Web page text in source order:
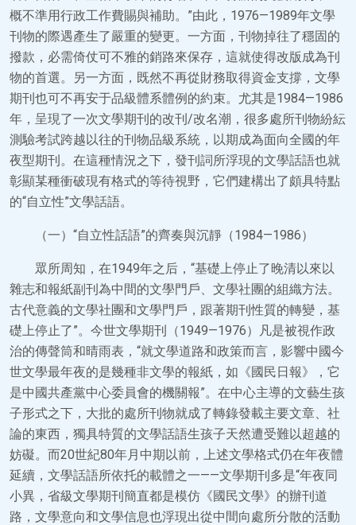
概不準用行政工作費賜與補助。”由此，1976—1989年文學
刊物的際遇產生了嚴重的變更。一方面，刊物掉往了穩固的
撥款，必需倚仗可不雅的銷路來保存，這就使得改版成為刊
物的首選。另一方面，既然不再從財務取得資金支撐，文學
期刊也可不再安于品級體系體例的約束。尤其是1984—1986
年，呈現了一次文學期刊的改刊/改名潮，很多處所刊物紛紜
測驗考試跨越以往的刊物品級系統，以期成為面向全國的年
夜型期刊。在這種情況之下，發刊詞所浮現的文學話語也就
彰顯某種衝破現有格式的等待視野，它們建構出了頗具特點
的“自立性”文學話語。
（一）“自立性話語”的齊奏與沉靜（1984—1986）
眾所周知，在1949年之后，“基礎上停止了晚清以來以
雜志和報紙副刊為中間的文學門戶、文學社團的組織方法。
古代意義的文學社團和文學門戶，跟著期刊性質的轉變，基
礎上停止了”。今世文學期刊（1949—1976）凡是被視作政
治的傳聲筒和晴雨表，“就文學道路和政策而言，影響中國今
世文學最年夜的是幾種非文學的報紙，如《國民日報》，它
是中國共產黨中心委員會的機關報”。在中心主導的文藝生孩
子形式之下，大批的處所刊物就成了轉錄發載主要文章、社
論的東西，獨具特質的文學話語生孩子天然遭受難以超越的
妨礙。而20世紀80年月中期以前，上述文學格式仍在年夜體
延續，文學話語所依托的載體之一——文學期刊多是“年夜同
小異，省級文學期刊簡直都是模仿《國民文學》的辦刊道
路，文學意向和文學信息也浮現出從中間向處所分散的活動